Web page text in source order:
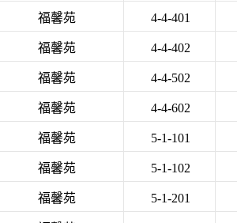
福馨苑 4-4-401
福馨苑 4-4-402
福馨苑 4-4-502
福馨苑 4-4-602
福馨苑 5-1-101
福馨苑 5-1-102
福馨苑 5-1-201